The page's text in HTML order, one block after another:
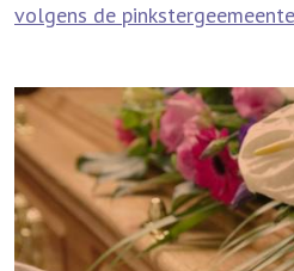
volgens de pinkstergeemeente